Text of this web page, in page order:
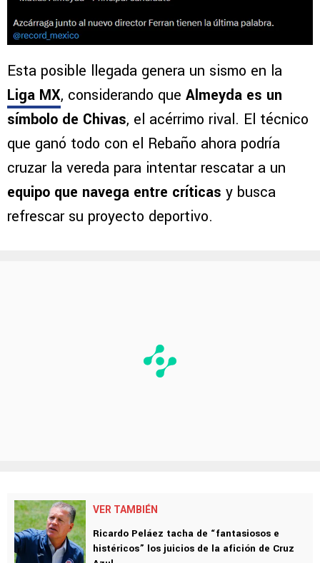
Esta posible llegada genera un sismo en la
Liga MX, considerando que Almeyda es un
símbolo de Chivas, el acérrimo rival. El técnico
que ganó todo con el Rebaño ahora podría
cruzar la vereda para intentar rescatar a un
equipo que navega entre críticas y busca
refrescar su proyecto deportivo.
VER TAMBIÉN
Ricardo Peláez tacha de “fantasiosos e
histéricos” los juicios de la afición de Cruz